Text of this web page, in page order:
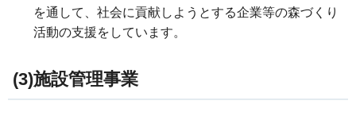
を通して、社会に貢献しようとする企業等の森づくり
活動の支援をしています。
(3)施設管理事業